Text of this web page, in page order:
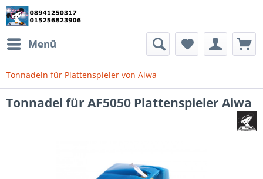
Menü
Tonnadeln für Plattenspieler von Aiwa
Tonnadel für AF5050 Plattenspieler Aiwa